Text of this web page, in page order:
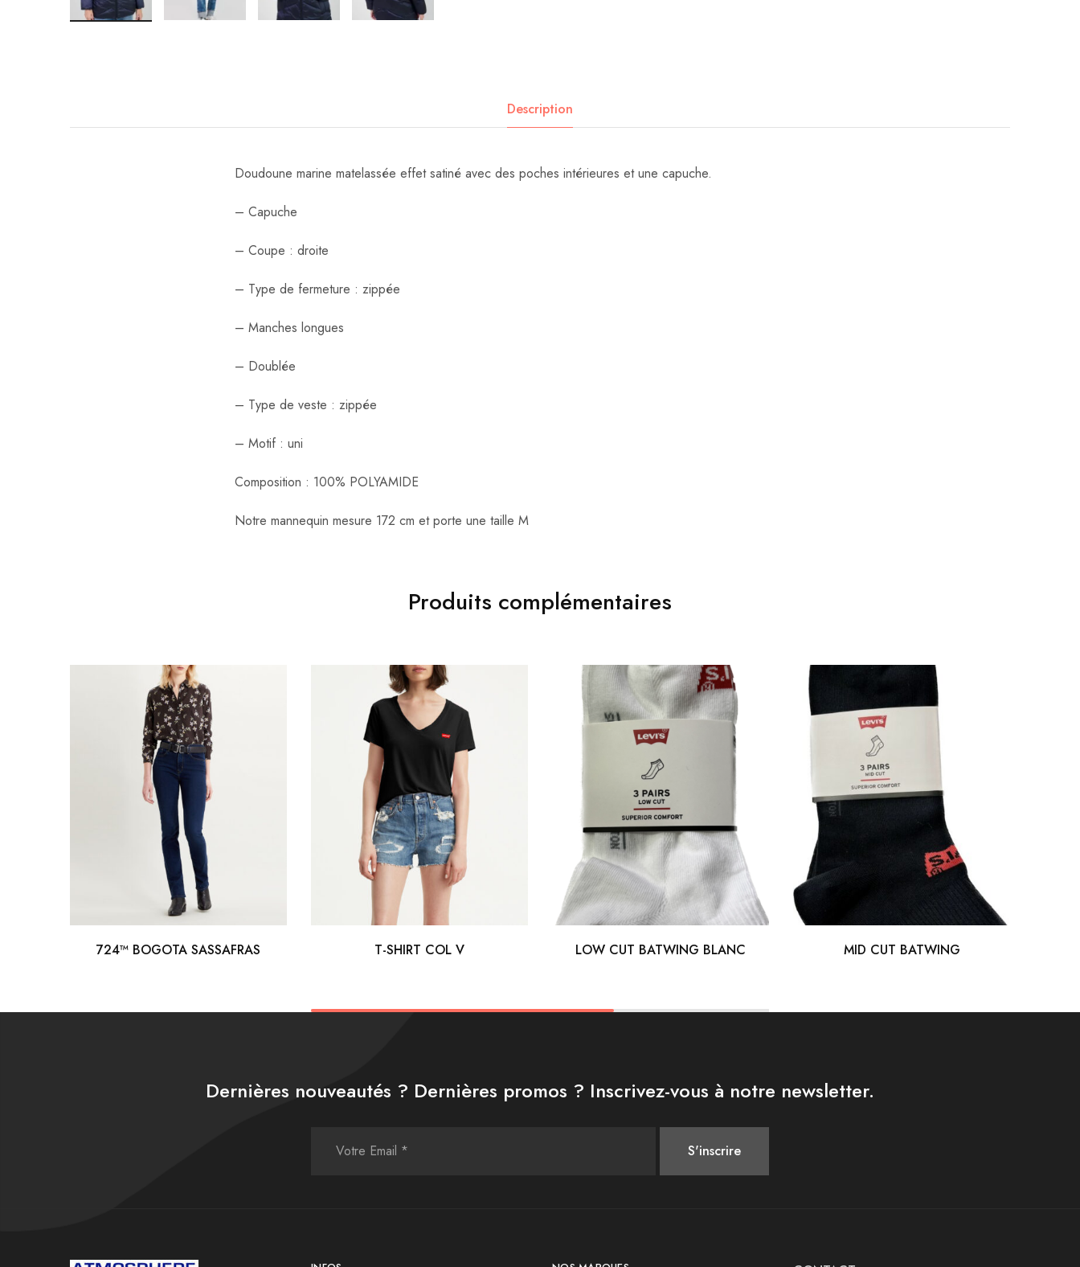
Description
Doudoune marine matelassée effet satiné avec des poches intérieures et une capuche.
– Capuche
– Coupe : droite
– Type de fermeture : zippée
– Manches longues
– Doublée
– Type de veste : zippée
– Motif : uni
Composition : 100% POLYAMIDE
Notre mannequin mesure 172 cm et porte une taille M
Produits complémentaires
724™ BOGOTA SASSAFRAS T-SHIRT COL V LOW CUT BATWING BLANC MID CUT BATWING
Dernières nouveautés ? Dernières promos ? Inscrivez-vous à notre newsletter.